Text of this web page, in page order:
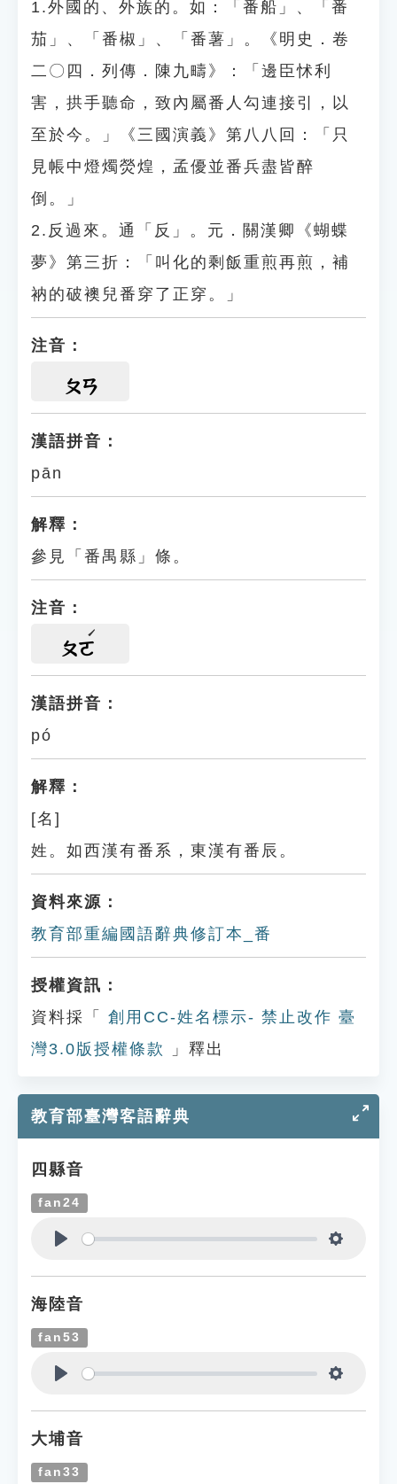
1.外國的、外族的。如：「番船」、「番
茄」、「番椒」、「番薯」。《明史．卷
二〇四．列傳．陳九疇》：「邊臣怵利
害，拱手聽命，致內屬番人勾連接引，以
至於今。」《三國演義》第八八回：「只
見帳中燈燭熒煌，孟優並番兵盡皆醉
倒。」
2.反過來。通「反」。元．關漢卿《蝴蝶
夢》第三折：「叫化的剩飯重煎再煎，補
衲的破襖兒番穿了正穿。」
注音：
ㄆㄢ
漢語拼音：
pān
解釋：
參見「番禺縣」條。
注音：
ㄆㄛ
漢語拼音：
pó
解釋：
[名]
姓。如西漢有番系，東漢有番辰。
資料來源：
教育部重編國語辭典修訂本_番
授權資訊：
資料採「
創用CC-姓名標示- 禁止改作 臺
灣3.0版授權條款
」釋出
教育部臺灣客語辭典
四縣音
fan24
海陸音
fan53
大埔音
fan33